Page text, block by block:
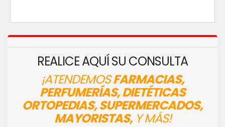
REALICE AQUÍ SU CONSULTA
¡ATENDEMOSFARMACIAS,
PERFUMERÍAS, DIETÉTICAS
ORTOPEDIAS, SUPERMERCADOS,
MAYORISTAS,Y MÁS!